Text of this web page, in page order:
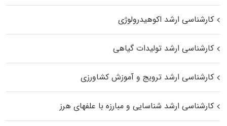
کارشناسی ارشد اکوهیدرولوژی
کارشناسی ارشد تولیدات گیاهی
کارشناسی ارشد ترویج و آموزش کشاورزی
کارشناسی ارشد شناسایی و مبارزه با علفهای هرز